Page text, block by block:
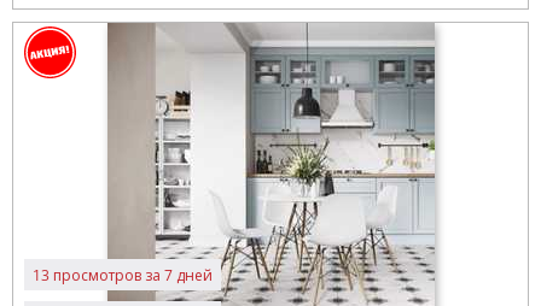
13 просмотров за 7 дней